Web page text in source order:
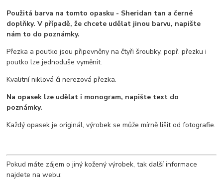
Použitá barva na tomto opasku - Sheridan tan a černé
doplňky. V případě, že chcete udělat jinou barvu, napište
nám to do poznámky.
Přezka a poutko jsou připevněny na čtyři šroubky, popř. přezku i
poutko lze jednoduše vyměnit.
Kvalitní niklová či nerezová přezka.
Na opasek lze udělat i monogram, napište text do
poznámky.
Každý opasek je originál, výrobek se může mírně lišit od fotografie.
Pokud máte zájem o jiný kožený výrobek, tak další informace
najdete na webu: